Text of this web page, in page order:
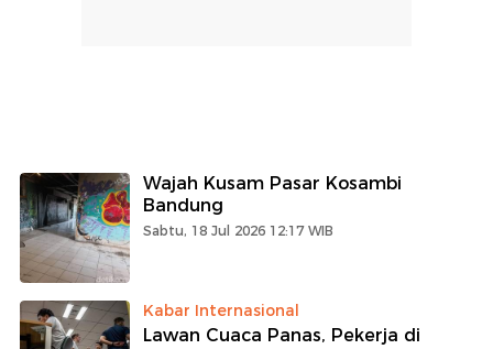
Wajah Kusam Pasar Kosambi
Bandung
Sabtu, 18 Jul 2026 12:17 WIB
Kabar Internasional
Lawan Cuaca Panas, Pekerja di